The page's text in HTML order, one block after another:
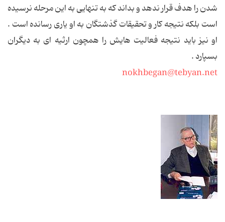
شدن را هدف قرار ندهد و بداند كه به تنهایی به این مرحله نرسیده
است بلكه نتیجه كار و تحقیقات گذشتگان به او یاری رسانده است .
او نیز باید نتیجه فعالیت هایش را همچون ارثیه ای به دیگران
بسپارد .
nokhbegan@tebyan.net